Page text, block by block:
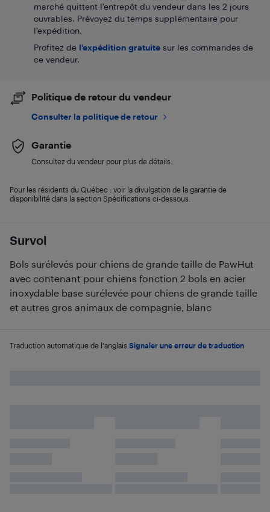
Survol
Bols surélevés pour chiens de grande taille de PawHut
avec contenant pour chiens fonction 2 bols en acier
inoxydable base surélevée pour chiens de grande taille
et autres gros animaux de compagnie, blanc
Traduction automatique de l'anglais. Signaler une erreur de traduction
marché quittent l’entrepôt du vendeur dans les 2 jours
ouvrables. Prévoyez du temps supplémentaire pour
l’expédition.
Profitez de l'expédition gratuite sur les commandes de
ce vendeur.
Politique de retour du vendeur
Consulter la politique de retour
Garantie
Consultez du vendeur pour plus de détails.
Pour les résidents du Québec : voir la divulgation de la garantie de
disponibilité dans la section Spécifications ci-dessous.